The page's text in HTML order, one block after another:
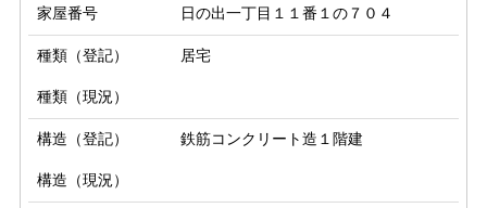
家屋番号 日の出一丁目１１番１の７０４
種類（登記） 居宅
種類（現況）
構造（登記） 鉄筋コンクリート造１階建
構造（現況）